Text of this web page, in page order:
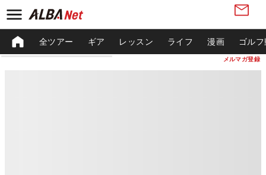
メルマガ登録
全ツアー ギア レッスン ライフ 漫画 ゴル